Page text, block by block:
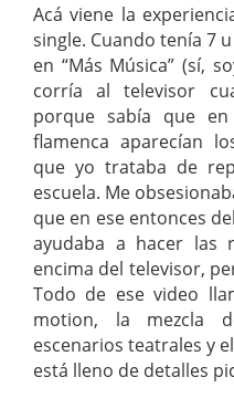
Acá viene la
single. Cuando tenía 7
en “Más Música” (sí,
corría al televisor
porque sabía que
flamenca aparecían
que yo trataba de
escuela. Me
que en ese entonces
ayudaba a hacer las
encima del televisor,
Todo de ese video
motion, la mezcla
escenarios teatrales y
está lleno de detalles